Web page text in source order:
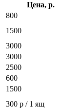
Цена, р.
800
1500
3000
3000
2500
600
1500
300 р / 1 ящ